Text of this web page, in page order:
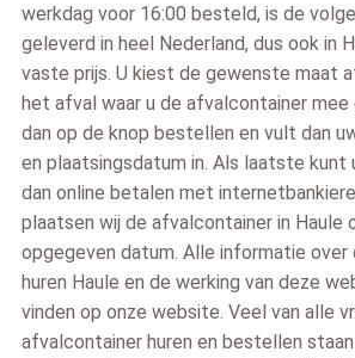
werkdag voor 16:00 besteld, is de
geleverd in heel Nederland, dus ook in
vaste prijs. U kiest de gewenste maat
het afval waar u de afvalcontainer mee
dan op de knop bestellen en vult dan
en plaatsingsdatum in. Als laatste kunt
dan online betalen met
plaatsen wij de afvalcontainer in Haule
opgegeven datum. Alle informatie
huren Haule en de werking van deze
vinden op onze website. Veel van alle
afvalcontainer huren en bestellen